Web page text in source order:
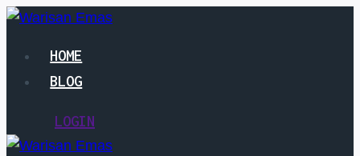
Skip
contentHOME
BLOG
LOGIN